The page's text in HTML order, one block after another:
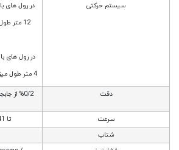
سیستم حرکتی
4 ﻣﺘﺮ ﻃﻮل ﻣﯿﺰان ﺧﻄﺎ +/- 0.1 mm ﻣﯽ ﺑﺎﺷﺪ.
دقت
سرعت
تا 141 سانتیمتر بر ثانیه
شتاب